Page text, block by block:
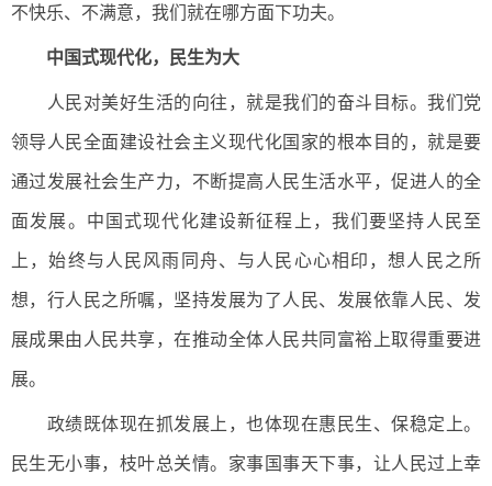
不快乐、不满意，我们就在哪方面下功夫。
中国式现代化，民生为大
人民对美好生活的向往，就是我们的奋斗目标。我们党
领导人民全面建设社会主义现代化国家的根本目的，就是要
通过发展社会生产力，不断提高人民生活水平，促进人的全
面发展。中国式现代化建设新征程上，我们要坚持人民至
上，始终与人民风雨同舟、与人民心心相印，想人民之所
想，行人民之所嘱，坚持发展为了人民、发展依靠人民、发
展成果由人民共享，在推动全体人民共同富裕上取得重要进
展。
政绩既体现在抓发展上，也体现在惠民生、保稳定上。
民生无小事，枝叶总关情。家事国事天下事，让人民过上幸